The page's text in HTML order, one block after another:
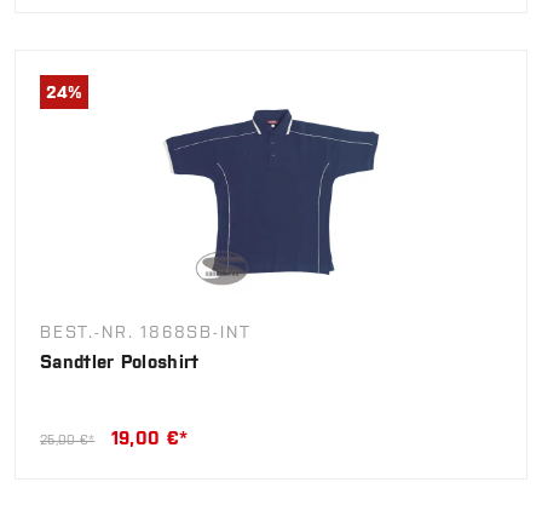
24%
BEST.-NR. 1868SB-INT
Sandtler Poloshirt
25,00 €* 19,00 €*